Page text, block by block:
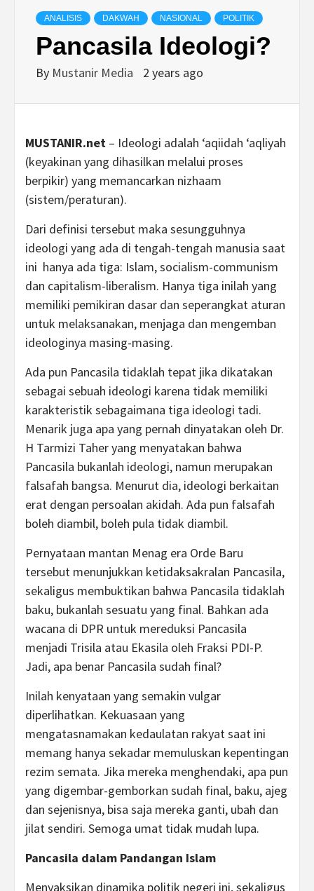
ANALISIS DAKWAH NASIONAL POLITIK
Pancasila Ideologi?
By Mustanir Media 2 years ago
MUSTANIR.net – Ideologi adalah ‘aqiidah ‘aqliyah
(keyakinan yang dihasilkan melalui proses
berpikir) yang memancarkan nizhaam
(sistem/peraturan).
Dari definisi tersebut maka sesungguhnya
ideologi yang ada di tengah-tengah manusia saat
ini hanya ada tiga: Islam, socialism-communism
dan capitalism-liberalism. Hanya tiga inilah yang
memiliki pemikiran dasar dan seperangkat aturan
untuk melaksanakan, menjaga dan mengemban
ideologinya masing-masing.
Ada pun Pancasila tidaklah tepat jika dikatakan
sebagai sebuah ideologi karena tidak memiliki
karakteristik sebagaimana tiga ideologi tadi.
Menarik juga apa yang pernah dinyatakan oleh Dr.
H Tarmizi Taher yang menyatakan bahwa
Pancasila bukanlah ideologi, namun merupakan
falsafah bangsa. Menurut dia, ideologi berkaitan
erat dengan persoalan akidah. Ada pun falsafah
boleh diambil, boleh pula tidak diambil.
Pernyataan mantan Menag era Orde Baru
tersebut menunjukkan ketidaksakralan Pancasila,
sekaligus membuktikan bahwa Pancasila tidaklah
baku, bukanlah sesuatu yang final. Bahkan ada
wacana di DPR untuk mereduksi Pancasila
menjadi Trisila atau Ekasila oleh Fraksi PDI-P.
Jadi, apa benar Pancasila sudah final?
Inilah kenyataan yang semakin vulgar
diperlihatkan. Kekuasaan yang
mengatasnamakan kedaulatan rakyat saat ini
memang hanya sekadar memuluskan kepentingan
rezim semata. Jika mereka menghendaki, apa pun
yang digembar-gemborkan sudah final, baku, ajeg
dan sejenisnya, bisa saja mereka ganti, ubah dan
jilat sendiri. Semoga umat tidak mudah lupa.
Pancasila dalam Pandangan Islam
Menyaksikan dinamika politik negeri ini, sekaligus